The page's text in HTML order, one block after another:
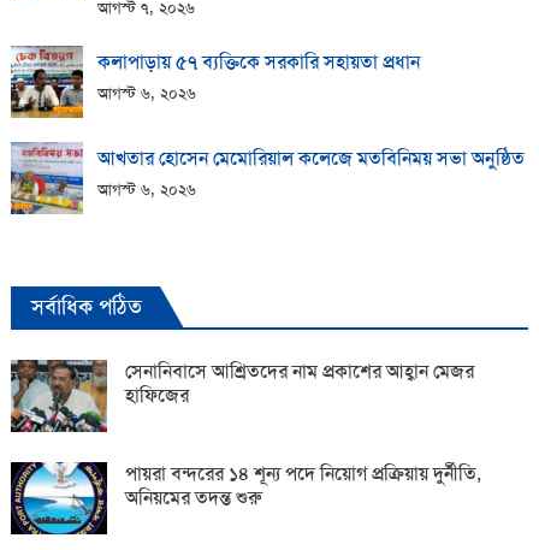
আগস্ট ৭, ২০২৬
কলাপাড়ায় ​৫৭ ব্যক্তিকে সরকারি সহায়তা প্রধান
আগস্ট ৬, ২০২৬
আখতার হোসেন মেমোরিয়াল কলেজে মতবিনিময় সভা অনুষ্ঠিত
আগস্ট ৬, ২০২৬
সর্বাধিক পঠিত
সেনানিবাসে আশ্রিতদের নাম প্রকাশের আহ্বান মেজর
হাফিজের
পায়রা বন্দরের ১৪ শূন্য পদে নিয়োগ প্রক্রিয়ায় দুর্নীতি,
অনিয়মের তদন্ত শুরু